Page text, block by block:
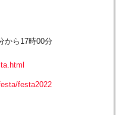
ら17時00分
festa2022